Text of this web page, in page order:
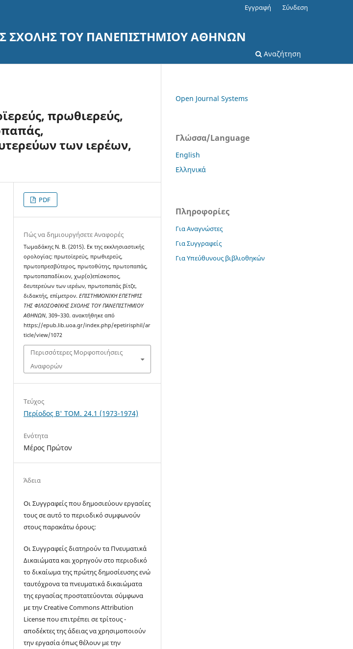
ΣΧΟΛΗΣ ΤΟΥ ΠΑΝΕΠΙΣΤΗΜΙΟΥ ΑΘΗΝΩΝ
Αναζήτηση
Εγγραφή Σύνδεση
πρωθιερεύς,
των ιερέων,
PDF
Πώς να δημιουργήσετε Αναφορές
Τωμαδάκης Ν. Β. (2015). Εκ της εκκλησιαστικής
ορολογίας: πρωτοϊερεύς, πρωθιερεύς,
πρωτοπρεσβύτερος, πρωτοθύτης, πρωτοπαπάς,
πρωτοπαπαδίκιον, χωρ(ο)επίσκοπος,
δευτερεύων των ιερέων, πρωτοπαπάς βίτζε,
διδακτής, επίμετρον.ΕΠΙΣΤΗΜΟΝΙΚΗ ΕΠΕΤΗΡΙΣ
ΤΗΣ ΦΙΛΟΣΟΦΙΚΗΣ ΣΧΟΛΗΣ ΤΟΥ ΠΑΝΕΠΙΣΤΗΜΙΟΥ
ΑΘΗΝΩΝ, 309–330. ανακτήθηκε από
https://epub.lib.uoa.gr/index.php/epetirisphil/ar
ticle/view/1072
Περισσότερες Μορφοποιήσεις
Αναφορών
Τεύχος
Περίοδος Β' ΤΟΜ. 24.1 (1973-1974)
Ενότητα
Μέρος Πρώτον
Άδεια
Οι Συγγραφείς που δημοσιεύουν εργασίες
τους σε αυτό το περιοδικό συμφωνούν
στους παρακάτω όρους:
Οι Συγγραφείς διατηρούν τα Πνευματικά
Δικαιώματα και χορηγούν στο περιοδικό
το δικαίωμα της πρώτης δημοσίευσης ενώ
ταυτόχρονα τα πνευματικά δικαιώματα
της εργασίας προστατεύονται σύμφωνα
με την Creative Commons Attribution
License που επιτρέπει σε τρίτους -
αποδέκτες της άδειας να χρησιμοποιούν
την εργασία όπως θέλουν με την
Open Journal Systems
Γλώσσα/Language
English
Ελληνικά
Πληροφορίες
Για Αναγνώστες
Για Συγγραφείς
Για Υπεύθυνους βιβλιοθηκών